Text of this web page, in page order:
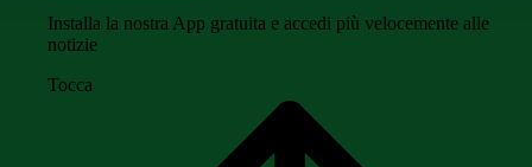
Installa la nostra App gratuita e accedi più velocemente alle
notizie
Tocca